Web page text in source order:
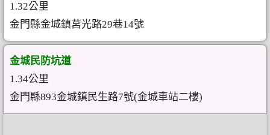
1.32公里
金門縣金城鎮莒光路29巷14號
金城民防坑道
1.34公里
金門縣893金城鎮民生路7號(金城車站二樓)